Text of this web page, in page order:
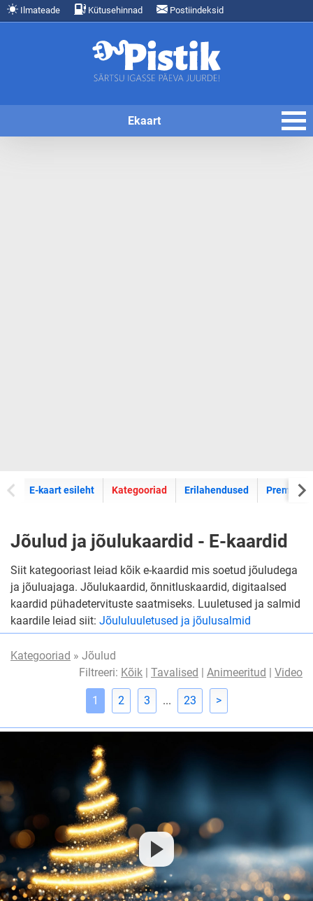
Ilmateade Kütusehinnad Postiindeksid
Ekaart
E-kaart esileht E-kaartide
Kategooriad Erilahendused Premium
Jõulud ja jõulukaardid - E-kaardid
Siit kategooriast leiad kõik e-kaardid mis soetud jõuludega
ja jõuluajaga. Jõulukaardid, õnnitluskaardid, digitaalsed
kaardid pühadetervituste saatmiseks. Luuletused ja salmid
kaardile leiad siit: Jõululuuletused ja jõulusalmid
Kategooriad » Jõulud
Filtreeri: Kõik | Tavalised | Animeeritud | Video
1 2 3 ... 23 >